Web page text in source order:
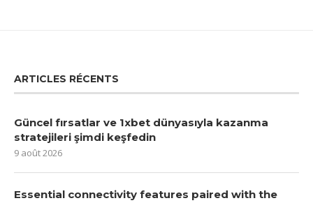
ARTICLES RÉCENTS
Güncel fırsatlar ve 1xbet dünyasıyla kazanma
stratejileri şimdi keşfedin
9 août 2026
Essential connectivity features paired with the